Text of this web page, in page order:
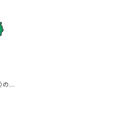
のイ